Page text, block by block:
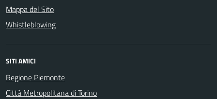
Mappa del Sito
Whistleblowing
SITI AMICI
Regione Piemonte
Città Metropolitana di Torino